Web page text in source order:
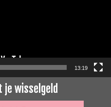
13:19
je wisselgeld